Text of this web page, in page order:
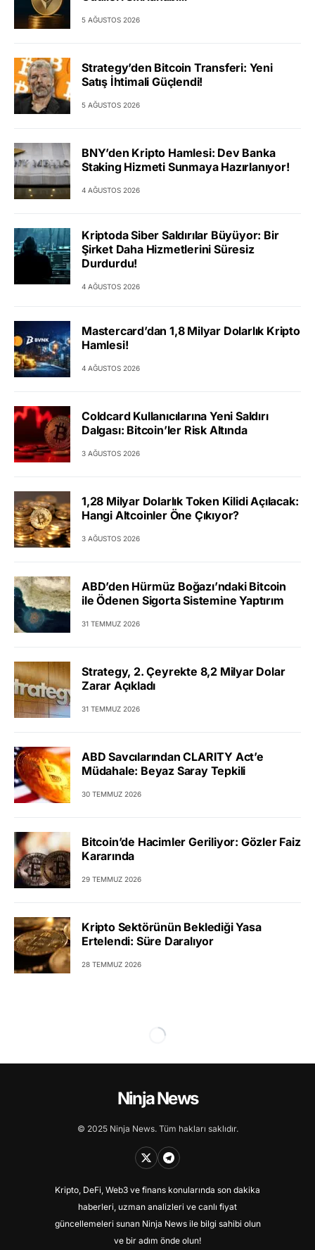
5 AĞUSTOS 2026
Strategy’den Bitcoin Transferi: Yeni
Satış İhtimali Güçlendi!
5 AĞUSTOS 2026
BNY’den Kripto Hamlesi: Dev Banka
Staking Hizmeti Sunmaya Hazırlanıyor!
4 AĞUSTOS 2026
Kriptoda Siber Saldırılar Büyüyor: Bir
Şirket Daha Hizmetlerini Süresiz
Durdurdu!
4 AĞUSTOS 2026
Mastercard’dan 1,8 Milyar Dolarlık Kripto
Hamlesi!
4 AĞUSTOS 2026
Coldcard Kullanıcılarına Yeni Saldırı
Dalgası: Bitcoin’ler Risk Altında
3 AĞUSTOS 2026
1,28 Milyar Dolarlık Token Kilidi Açılacak:
Hangi Altcoinler Öne Çıkıyor?
3 AĞUSTOS 2026
ABD’den Hürmüz Boğazı’ndaki Bitcoin
ile Ödenen Sigorta Sistemine Yaptırım
31 TEMMUZ 2026
Strategy, 2. Çeyrekte 8,2 Milyar Dolar
Zarar Açıkladı
31 TEMMUZ 2026
ABD Savcılarından CLARITY Act’e
Müdahale: Beyaz Saray Tepkili
30 TEMMUZ 2026
Bitcoin’de Hacimler Geriliyor: Gözler Faiz
Kararında
29 TEMMUZ 2026
Kripto Sektörünün Beklediği Yasa
Ertelendi: Süre Daralıyor
28 TEMMUZ 2026
Ninja News
© 2025 Ninja News. Tüm hakları saklıdır.
Kripto, DeFi, Web3 ve finans konularında son dakika
haberleri, uzman analizleri ve canlı fiyat
güncellemeleri sunan Ninja News ile bilgi sahibi olun
ve bir adım önde olun!